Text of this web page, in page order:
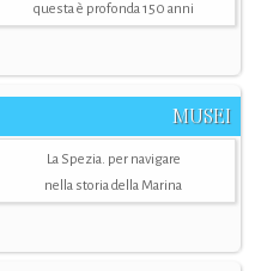
questa è profonda 150 anni
MUSEI
La Spezia. per navigare
nella storia della Marina